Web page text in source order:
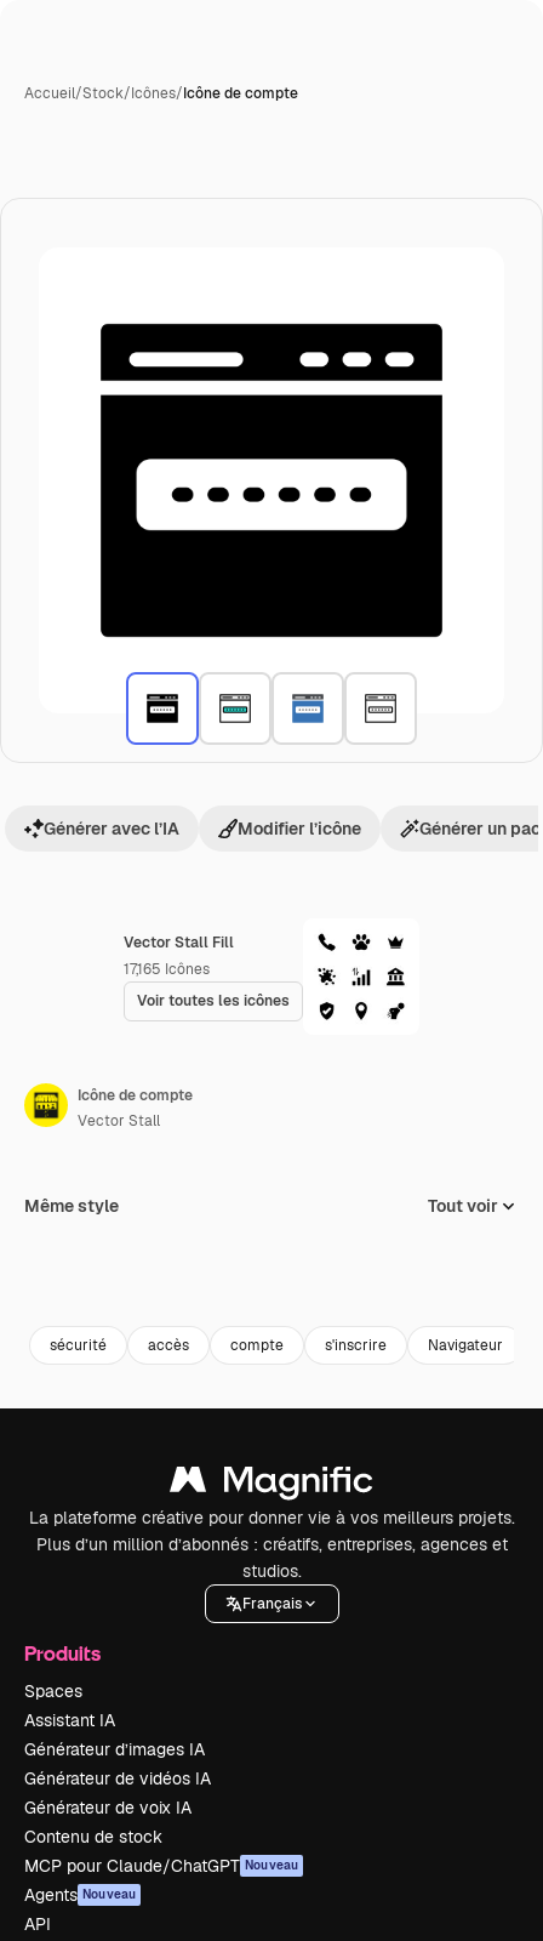
Accueil/Stock/Icônes/Icône de compte
Vector Stall Fill
17,165 Icônes
Voir toutes les icônes
Générer avec l’IA Modifier l’icône Générer un
Icône de compte
Vector Stall
Même style Tout voir
sécurité accès compte s'inscrire Navigateur
La plateforme créative pour donner vie à vos meilleurs projets.
Plus d’un million d’abonnés : créatifs, entreprises, agences et
studios.
Français
Produits
Spaces
Assistant IA
Générateur d’images IA
Générateur de vidéos IA
Générateur de voix IA
Contenu de stock
MCP pour Claude/ChatGPT Nouveau
Agents Nouveau
API